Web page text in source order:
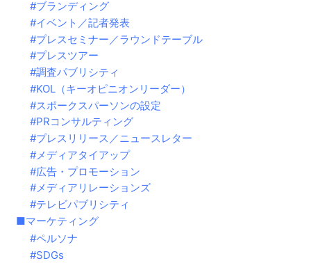
ブランディング
イベント／記者発表
プレスセミナー／ラウンドテーブル
プレスツアー
調査パブリシティ
KOL（キーオピニオンリーダー）
スポークスパーソンの設定
PRコンサルティング
プレスリリース／ニュースレター
メディアタイアップ
広告・プロモーション
メディアリレーションズ
テレビパブリシティ
マーケティング
ペルソナ
SDGs